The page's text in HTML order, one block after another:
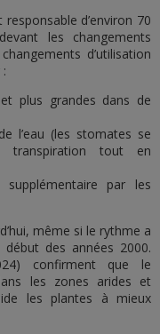
responsable d’environ 70
les changements
d’utilisation
plus grandes dans de
l’eau (les stomates se
transpiration tout en
par les
même si le rythme a
des années 2000.
confirment que le
les zones arides et
les plantes à mieux